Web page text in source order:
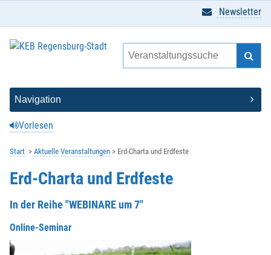
Vorlesen
Newsletter
Start Aktuelle Veranstaltungen Erd-Charta und Erdfeste
Erd-Charta und Erdfeste
In der Reihe "WEBINARE um 7"
Online-Seminar